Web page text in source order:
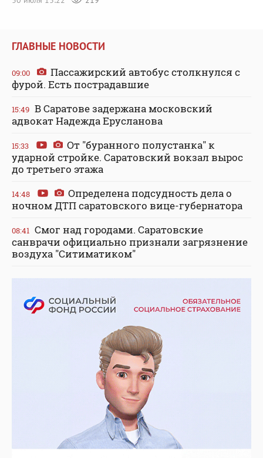
ГЛАВНЫЕ НОВОСТИ
09:00
Пассажирский автобус столкнулся с
фурой. Есть пострадавшие
15:49 В Саратове задержана московский
адвокат Надежда Ерусланова
15:33
От "буранного полустанка" к
ударной стройке. Саратовский вокзал вырос
до третьего этажа
14:48
Определена подсудность дела о
ночном ДТП саратовского вице-губернатора
08:41 Смог над городами. Саратовские
санврачи официально признали загрязнение
воздуха "Ситиматиком"